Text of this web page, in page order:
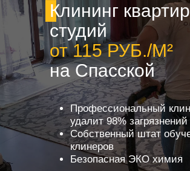
Профессиональный
удалит 98% загрязнений
Собственный штат
клинеров
Безопасная ЭКО химия
Клининг
студий
от 115 РУБ./М²
на Спасской